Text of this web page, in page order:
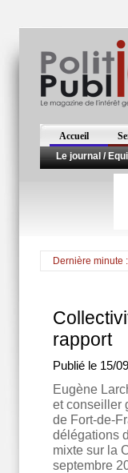
Accueil
Le journal /
Dernière minute :
en grève jeudi 16 et
rapport
Publié le 15/
Eugène
et conseiller
de Fort-de-
délégations
mixte sur la
septembre